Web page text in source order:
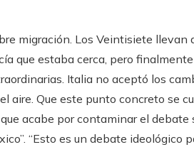
migración. Los Veintisiete llevan
que estaba cerca, pero
Italia no aceptó los
aire. Que este punto concreto se
acabe por contaminar el debate
“Esto es un debate ideológico